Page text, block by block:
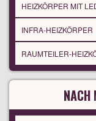
HEIZKÖRPER MIT
INFRA-HEIZKÖRPER
RAUMTEILER-
NACH